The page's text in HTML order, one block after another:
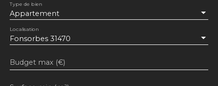
Appartement
Type de bien
Fonsorbes 31470
Localisation
Budget max (€)